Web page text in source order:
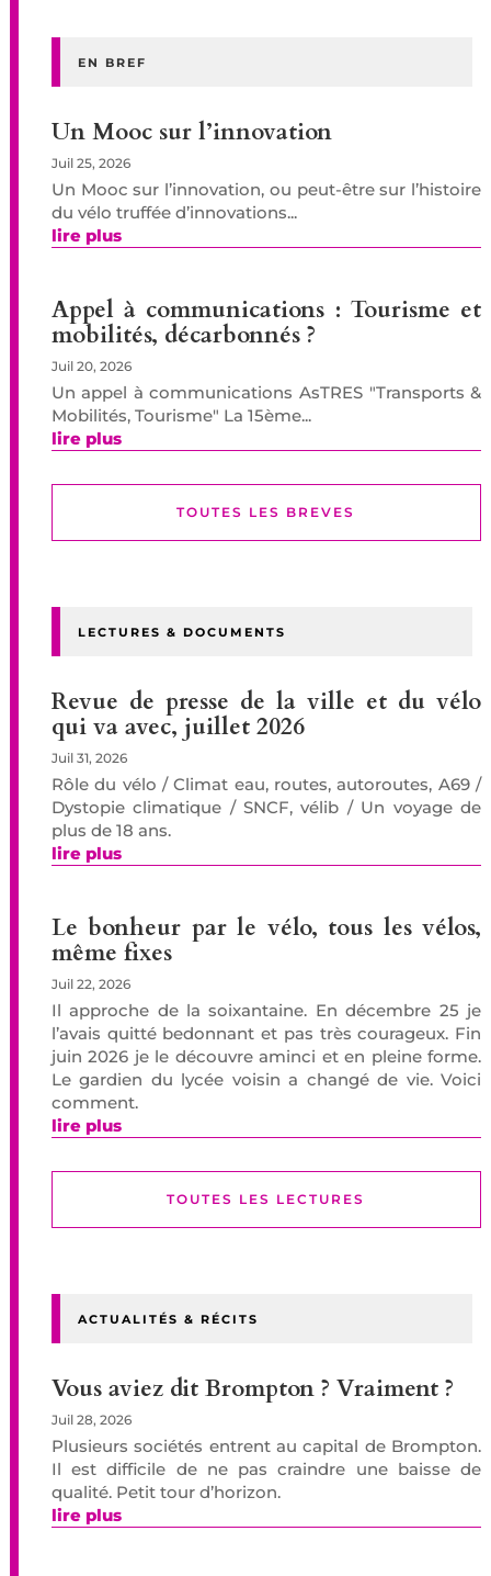
EN BREF
Un Mooc sur l’innovation
Juil 25, 2026
Un Mooc sur l’innovation, ou peut-être sur l’histoire
du vélo truffée d’innovations...
lire plus
Appel à communications : Tourisme et
mobilités, décarbonnés ?
Juil 20, 2026
Un appel à communications AsTRES "Transports &
Mobilités, Tourisme" La 15ème...
lire plus
TOUTES LES BREVES
LECTURES & DOCUMENTS
Revue de presse de la ville et du vélo
qui va avec, juillet 2026
Juil 31, 2026
Rôle du vélo / Climat eau, routes, autoroutes, A69 /
Dystopie climatique / SNCF, vélib / Un voyage de
plus de 18 ans.
lire plus
Le bonheur par le vélo, tous les vélos,
même fixes
Juil 22, 2026
Il approche de la soixantaine. En décembre 25 je
l’avais quitté bedonnant et pas très courageux. Fin
juin 2026 je le découvre aminci et en pleine forme.
Le gardien du lycée voisin a changé de vie. Voici
comment.
lire plus
TOUTES LES LECTURES
ACTUALITÉS & RÉCITS
Vous aviez dit Brompton ? Vraiment ?
Juil 28, 2026
Plusieurs sociétés entrent au capital de Brompton.
Il est difficile de ne pas craindre une baisse de
qualité. Petit tour d’horizon.
lire plus